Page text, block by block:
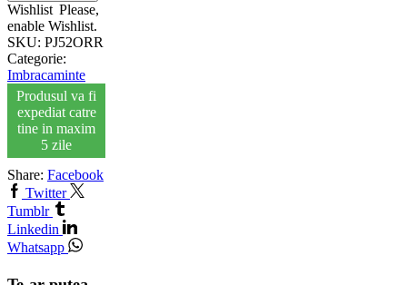
Wishlist Please,
enable Wishlist.
SKU: PJ52ORR
Categorie:
Imbracaminte
Produsul va fi
expediat catre
tine in maxim
5 zile
Share: Facebook
Twitter
Tumblr
Linkedin
Whatsapp